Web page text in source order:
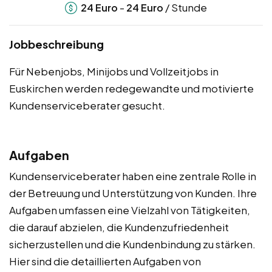
24 Euro - 24 Euro / Stunde
Jobbeschreibung
Für Nebenjobs, Minijobs und Vollzeitjobs in
Euskirchen werden redegewandte und motivierte
Kundenserviceberater gesucht.
Aufgaben
Kundenserviceberater haben eine zentrale Rolle in
der Betreuung und Unterstützung von Kunden. Ihre
Aufgaben umfassen eine Vielzahl von Tätigkeiten,
die darauf abzielen, die Kundenzufriedenheit
sicherzustellen und die Kundenbindung zu stärken.
Hier sind die detaillierten Aufgaben von